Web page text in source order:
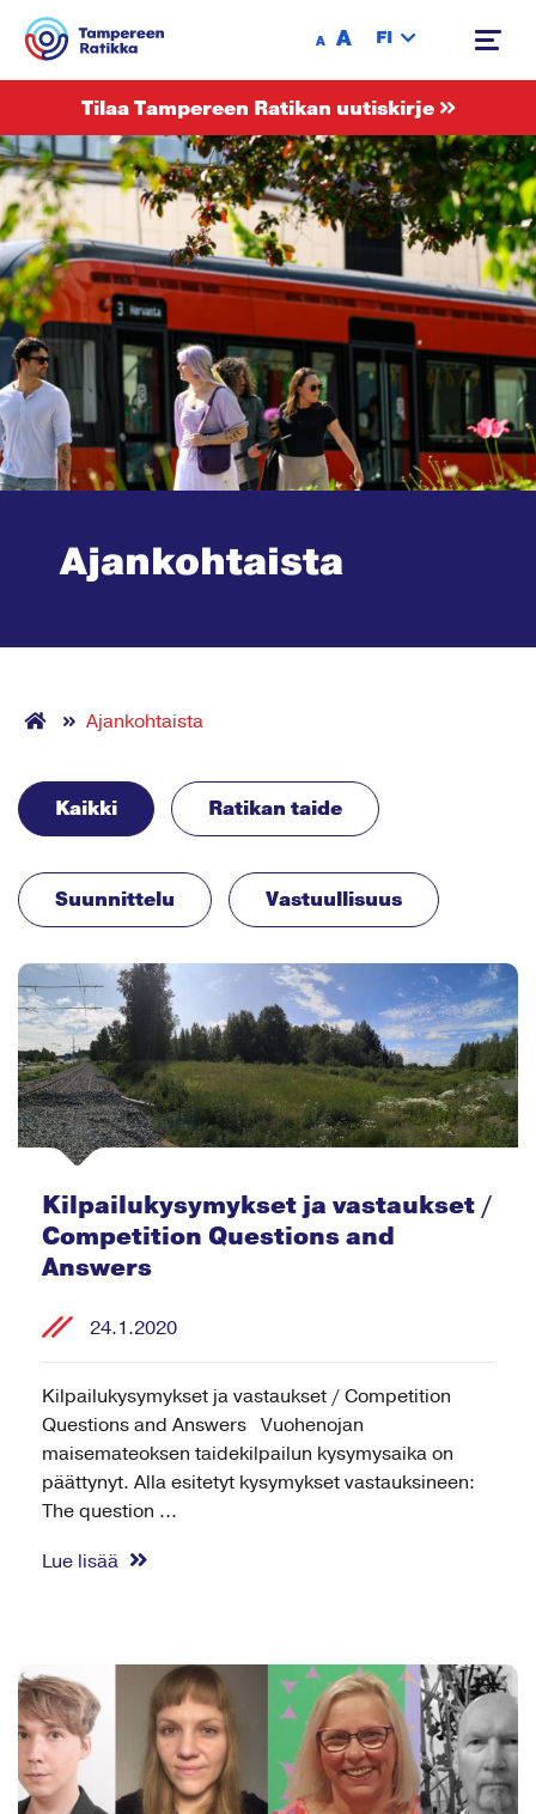
A A FI
Tilaa Tampereen Ratikan uutiskirje
Ajankohtaista
Ajankohtaista
Kaikki Ratikan taide
Suunnittelu Vastuullisuus
Kilpailukysymykset ja vastaukset /
Competition Questions and
Answers
24.1.2020
Kilpailukysymykset ja vastaukset / Competition
Questions and Answers Vuohenojan
maisemateoksen taidekilpailun kysymysaika on
päättynyt. Alla esitetyt kysymykset vastauksineen:
The question ...
Lue lisää